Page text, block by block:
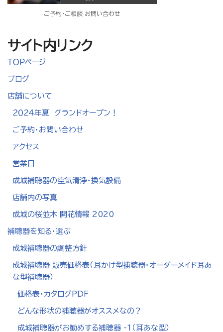
ご予約・ご相談 お問い合わせ
サイト内リンク
ＴＯＰページ
ブログ
店舗について
２０２４年夏 グランドオープン！
ご予約・お問い合わせ
アクセス
営業日
成城補聴器の空気清浄・換気設備
店舗内の写真
成城の桜並木 開花情報 2020
補聴器を知る・選ぶ
成城補聴器の調整方針
成城補聴器 販売価格表（耳かけ型補聴器・オーダーメイド耳あ
な型補聴器）
価格表・カタログPDF
どんな形状の補聴器がオススメなの？
成城補聴器がお勧めする補聴器 -1（耳あな型）